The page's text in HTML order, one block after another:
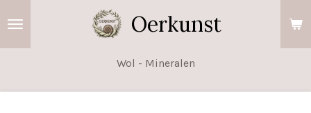
hoofdinhoud
Oerkunst
Wol - Mineralen